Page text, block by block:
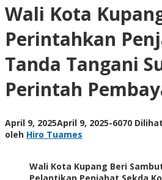
Penjabat
Sekda
Tanda
Tangani
Surat
Perintah
Pembayaran
Gaji
Wali Kota
Perintahkan
Tanda Tangani
Perintah
April 9, 2025April 9, 2025oleh
-6070 Dilihat
oleh Hiro Tuames
Wali Kota Kupang Beri